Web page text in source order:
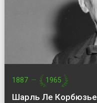
1887 — 1965
Шарль Ле Корбюзье